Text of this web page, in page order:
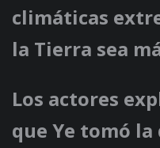
climáticas
la Tierra sea
Los actores
que Ye tomó